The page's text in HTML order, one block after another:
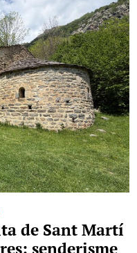
de Sant Martí